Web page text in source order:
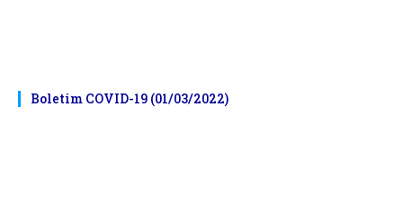
Boletim COVID-19 (01/03/2022)